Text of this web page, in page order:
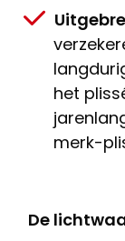
het
merk-
De